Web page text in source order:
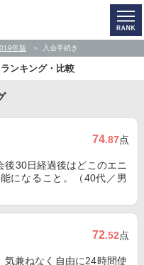
年版 入会手続き
ンキング・比較
74.87点
後30日経過後はどこのエニ
になること。（40代／男
72.52点
気兼ねなく自由に24時間使